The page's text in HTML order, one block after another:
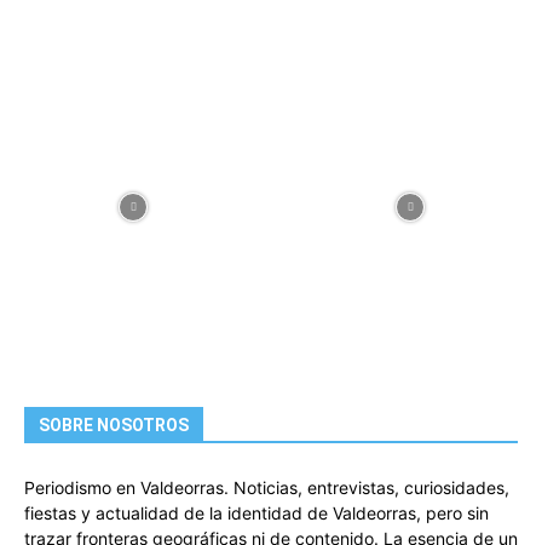
SOBRE NOSOTROS
Periodismo en Valdeorras. Noticias, entrevistas, curiosidades,
fiestas y actualidad de la identidad de Valdeorras, pero sin
trazar fronteras geográficas ni de contenido. La esencia de un